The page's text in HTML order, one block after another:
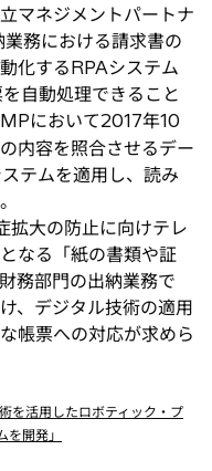
マネジメントパートナ
務における請求書の
化するRPAシステム
自動処理できること
において2017年10
内容を照合させるデー
テムを適用し、読み
拡大の防止に向けテレ
なる「紙の書類や証
務部門の出納業務で
、デジタル技術の適用
帳票への対応が求めら
を活用したロボティック・プ
開発」